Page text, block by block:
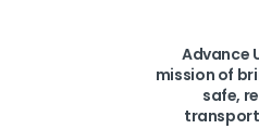
Advance
mission of
safe,